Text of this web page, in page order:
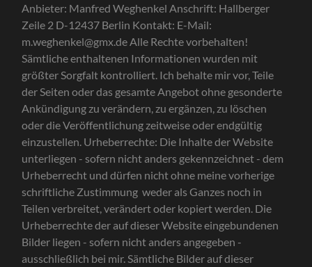
Anbieter: Manfred Weghenkel Anschrift: Hallberger
Zeile 2 D-12437 Berlin Kontakt: E-Mail:
m.weghenkel@gmx.de Alle Rechte vorbehalten!
Sämtliche enthaltenen Informationen wurden mit
größter Sorgfalt kontrolliert. Ich behalte mir vor, Teile
der Seiten oder das gesamte Angebot ohne gesonderte
Ankündigung zu verändern, zu ergänzen, zu löschen
oder die Veröffentlichung zeitweise oder endgültig
einzustellen. Urheberrechte: Die Inhalte der Website
unterliegen - sofern nicht anders gekennzeichnet - dem
Urheberrecht und dürfen nicht ohne meine vorherige
schriftliche Zustimmung weder als Ganzes noch in
Teilen verbreitet, verändert oder kopiert werden. Die
Urheberrechte der auf dieser Website eingebundenen
Bilder liegen - sofern nicht anders angegeben -
ausschließlich bei mir. Sämtliche Bilder auf dieser